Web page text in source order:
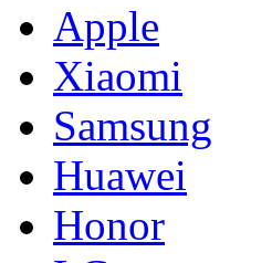
Apple
Xiaomi
Samsung
Huawei
Honor